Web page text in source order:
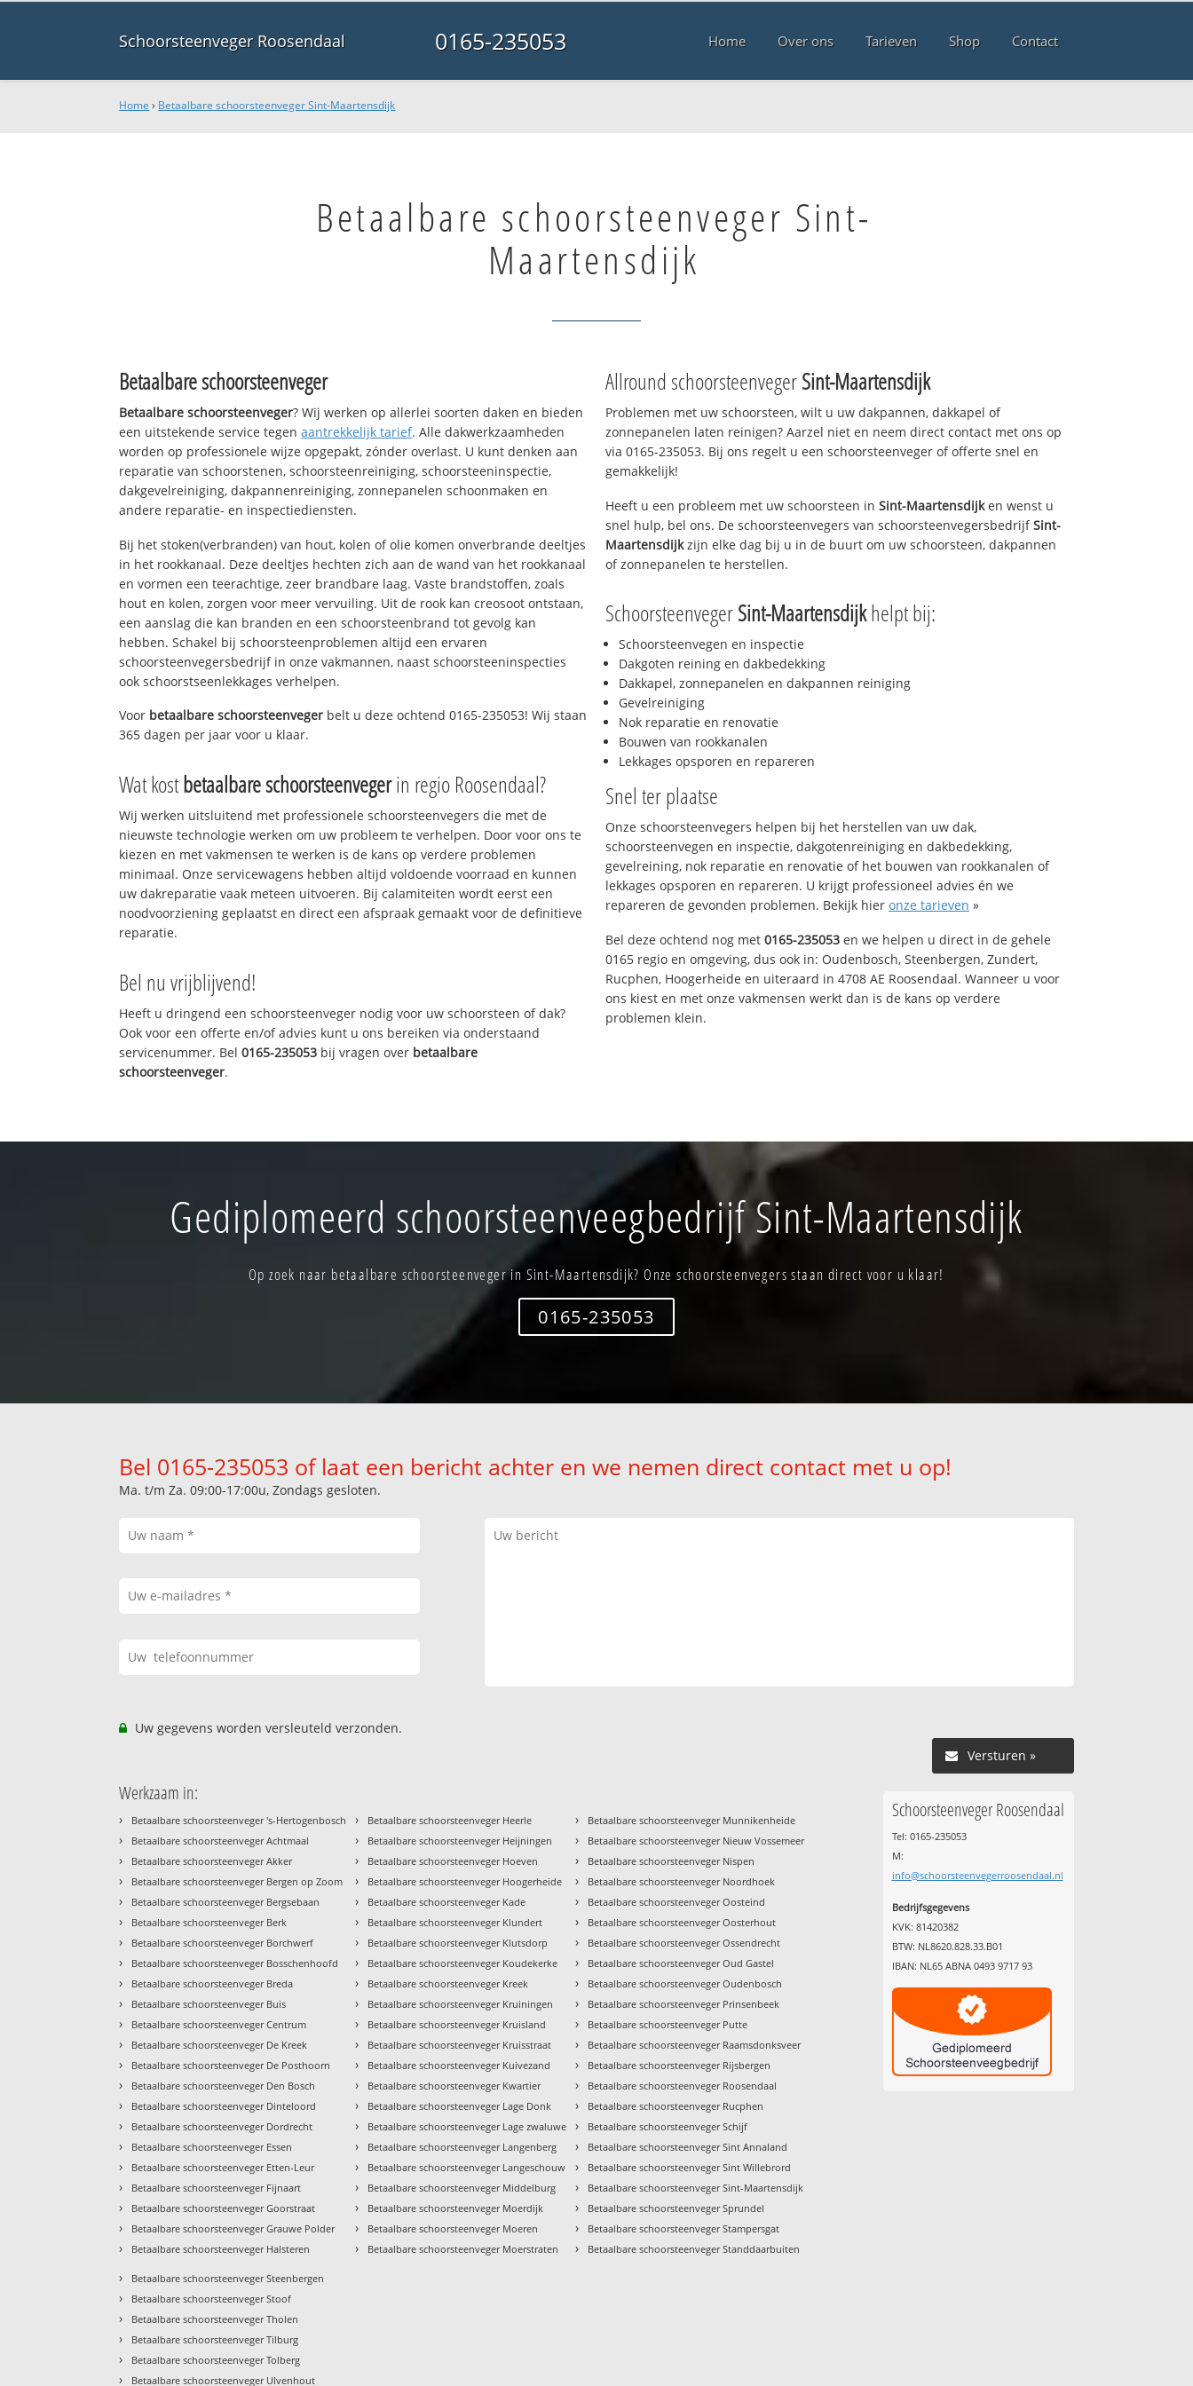
Schoorsteenveger Roosendaal 0165-235053 Home Over ons Tarieven Shop Contact
Home › Betaalbare schoorsteenveger Sint-Maartensdijk
Betaalbare schoorsteenveger Sint-
Maartensdijk
Betaalbare schoorsteenveger
Betaalbare schoorsteenveger? Wij werken op allerlei soorten daken en bieden
een uitstekende service tegenaantrekkelijk tarief. Alle dakwerkzaamheden
worden op professionele wijze opgepakt, zónder overlast. U kunt denken aan
reparatie van schoorstenen, schoorsteenreiniging, schoorsteeninspectie,
dakgevelreiniging, dakpannenreiniging, zonnepanelen schoonmaken en
andere reparatie- en inspectiediensten.
Bij het stoken(verbranden) van hout, kolen of olie komen onverbrande deeltjes
in het rookkanaal. Deze deeltjes hechten zich aan de wand van het rookkanaal
en vormen een teerachtige, zeer brandbare laag. Vaste brandstoffen, zoals
hout en kolen, zorgen voor meer vervuiling. Uit de rook kan creosoot ontstaan,
een aanslag die kan branden en een schoorsteenbrand tot gevolg kan
hebben. Schakel bij schoorsteenproblemen altijd een ervaren
schoorsteenvegersbedrijf in onze vakmannen, naast schoorsteeninspecties
ook schoorstseenlekkages verhelpen.
Voor betaalbare schoorsteenveger belt u deze ochtend 0165-235053! Wij staan
365 dagen per jaar voor u klaar.
Wat kostbetaalbare schoorsteenvegerin regio Roosendaal?
Wij werken uitsluitend met professionele schoorsteenvegers die met de
nieuwste technologie werken om uw probleem te verhelpen. Door voor ons te
kiezen en met vakmensen te werken is de kans op verdere problemen
minimaal. Onze servicewagens hebben altijd voldoende voorraad en kunnen
uw dakreparatie vaak meteen uitvoeren. Bij calamiteiten wordt eerst een
noodvoorziening geplaatst en direct een afspraak gemaakt voor de definitieve
reparatie.
Bel nu vrijblijvend!
Heeft u dringend een schoorsteenveger nodig voor uw schoorsteen of dak?
Ook voor een offerte en/of advies kunt u ons bereiken via onderstaand
servicenummer. Bel0165-235053 bij vragen over betaalbare
schoorsteenveger.
Allround schoorsteenvegerSint-Maartensdijk
Problemen met uw schoorsteen, wilt u uw dakpannen, dakkapel of
zonnepanelen laten reinigen? Aarzel niet en neem direct contact met ons op
via 0165-235053. Bij ons regelt u een schoorsteenveger of offerte snel en
gemakkelijk!
Heeft u een probleem met uw schoorsteen in Sint-Maartensdijken wenst u
snel hulp, bel ons. De schoorsteenvegers van schoorsteenvegersbedrijfSint-
Maartensdijkzijn elke dag bij u in de buurt om uw schoorsteen, dakpannen
of zonnepanelen te herstellen.
SchoorsteenvegerSint-Maartensdijkhelpt bij:
Schoorsteenvegen en inspectie
Dakgoten reining en dakbedekking
Dakkapel, zonnepanelen en dakpannen reiniging
Gevelreiniging
Nok reparatie en renovatie
Bouwen van rookkanalen
Lekkages opsporen en repareren
Snel ter plaatse
Onze schoorsteenvegers helpen bij het herstellen van uw dak,
schoorsteenvegen en inspectie, dakgotenreiniging en dakbedekking,
gevelreining, nok reparatie en renovatie of het bouwen van rookkanalen of
lekkages opsporen en repareren. U krijgt professioneel advies én we
repareren de gevonden problemen. Bekijk hier onze tarieven »
Bel deze ochtend nog met 0165-235053 en we helpen u direct in de gehele
0165 regio en omgeving, dus ook in: Oudenbosch, Steenbergen, Zundert,
Rucphen, Hoogerheide en uiteraard in 4708 AE Roosendaal. Wanneer u voor
ons kiest en met onze vakmensen werkt dan is de kans op verdere
problemen klein.
Gediplomeerd schoorsteenveegbedrijf Sint-Maartensdijk
Op zoek naar betaalbare schoorsteenveger in Sint-Maartensdijk? Onze schoorsteenvegers staan direct voor u klaar!
0165-235053
Bel 0165-235053 of laat een bericht achter en we nemen direct contact met u op!
Ma. t/m Za. 09:00-17:00u, Zondags gesloten.
Uw gegevens worden versleuteld verzonden.
Versturen »
Werkzaam in:
› Betaalbare schoorsteenveger 's-Hertogenbosch
› Betaalbare schoorsteenveger Achtmaal
› Betaalbare schoorsteenveger Akker
› Betaalbare schoorsteenveger Bergen op Zoom
› Betaalbare schoorsteenveger Bergsebaan
› Betaalbare schoorsteenveger Berk
› Betaalbare schoorsteenveger Borchwerf
› Betaalbare schoorsteenveger Bosschenhoofd
› Betaalbare schoorsteenveger Breda
› Betaalbare schoorsteenveger Buis
› Betaalbare schoorsteenveger Centrum
› Betaalbare schoorsteenveger De Kreek
› Betaalbare schoorsteenveger De Posthoorn
› Betaalbare schoorsteenveger Den Bosch
› Betaalbare schoorsteenveger Dinteloord
› Betaalbare schoorsteenveger Dordrecht
› Betaalbare schoorsteenveger Essen
› Betaalbare schoorsteenveger Etten-Leur
› Betaalbare schoorsteenveger Fijnaart
› Betaalbare schoorsteenveger Goorstraat
› Betaalbare schoorsteenveger Grauwe Polder
› Betaalbare schoorsteenveger Halsteren
› Betaalbare schoorsteenveger Heerle
› Betaalbare schoorsteenveger Heijningen
› Betaalbare schoorsteenveger Hoeven
› Betaalbare schoorsteenveger Hoogerheide
› Betaalbare schoorsteenveger Kade
› Betaalbare schoorsteenveger Klundert
› Betaalbare schoorsteenveger Klutsdorp
› Betaalbare schoorsteenveger Koudekerke
› Betaalbare schoorsteenveger Kreek
› Betaalbare schoorsteenveger Kruiningen
› Betaalbare schoorsteenveger Kruisland
› Betaalbare schoorsteenveger Kruisstraat
› Betaalbare schoorsteenveger Kuivezand
› Betaalbare schoorsteenveger Kwartier
› Betaalbare schoorsteenveger Lage Donk
› Betaalbare schoorsteenveger Lage zwaluwe
› Betaalbare schoorsteenveger Langenberg
› Betaalbare schoorsteenveger Langeschouw
› Betaalbare schoorsteenveger Middelburg
› Betaalbare schoorsteenveger Moerdijk
› Betaalbare schoorsteenveger Moeren
› Betaalbare schoorsteenveger Moerstraten
› Betaalbare schoorsteenveger Munnikenheide
› Betaalbare schoorsteenveger Nieuw Vossemeer
› Betaalbare schoorsteenveger Nispen
› Betaalbare schoorsteenveger Noordhoek
› Betaalbare schoorsteenveger Oosteind
› Betaalbare schoorsteenveger Oosterhout
› Betaalbare schoorsteenveger Ossendrecht
› Betaalbare schoorsteenveger Oud Gastel
› Betaalbare schoorsteenveger Oudenbosch
› Betaalbare schoorsteenveger Prinsenbeek
› Betaalbare schoorsteenveger Putte
› Betaalbare schoorsteenveger Raamsdonksveer
› Betaalbare schoorsteenveger Rijsbergen
› Betaalbare schoorsteenveger Roosendaal
› Betaalbare schoorsteenveger Rucphen
› Betaalbare schoorsteenveger Schijf
› Betaalbare schoorsteenveger Sint Annaland
› Betaalbare schoorsteenveger Sint Willebrord
› Betaalbare schoorsteenveger Sint-Maartensdijk
› Betaalbare schoorsteenveger Sprundel
› Betaalbare schoorsteenveger Stampersgat
› Betaalbare schoorsteenveger Standdaarbuiten
› Betaalbare schoorsteenveger Steenbergen
› Betaalbare schoorsteenveger Stoof
› Betaalbare schoorsteenveger Tholen
› Betaalbare schoorsteenveger Tilburg
› Betaalbare schoorsteenveger Tolberg
› Betaalbare schoorsteenveger Ulvenhout
Schoorsteenveger Roosendaal
Tel: 0165-235053
M:
info@schoorsteenvegerroosendaal.nl
Bedrijfsgegevens
KVK: 81420382
BTW: NL8620.828.33.B01
IBAN: NL65 ABNA 0493 9717 93